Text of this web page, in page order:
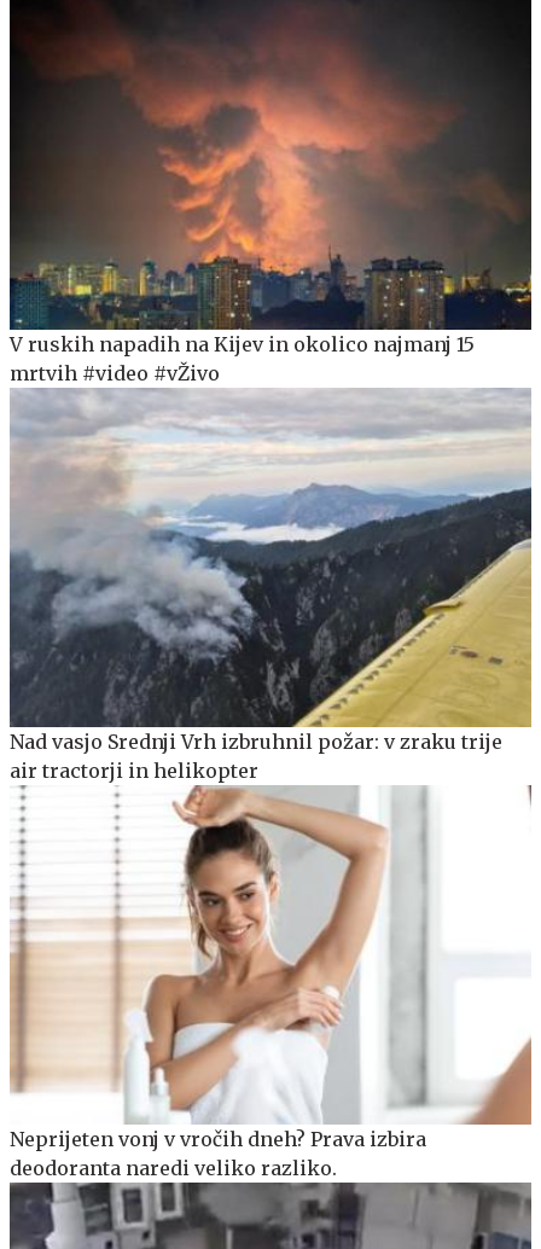
V ruskih napadih na Kijev in okolico najmanj 15
mrtvih #video #vŽivo
Nad vasjo Srednji Vrh izbruhnil požar: v zraku trije
air tractorji in helikopter
Neprijeten vonj v vročih dneh? Prava izbira
deodoranta naredi veliko razliko.